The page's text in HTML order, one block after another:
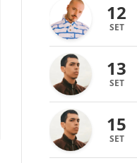
12
SET
13
SET
15
SET